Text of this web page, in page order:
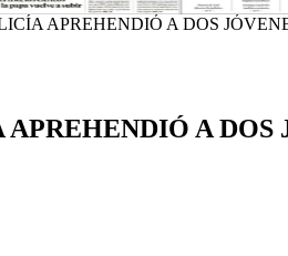
APREHENDIÓ A DOS
A DOS